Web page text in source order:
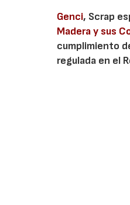
Genci, Scrap
Madera y sus
cumplimiento
regulada en el